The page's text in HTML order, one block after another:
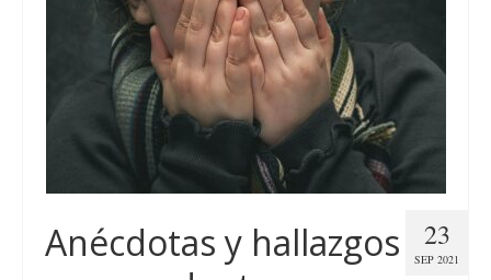
Desguaces La Torre
23
SEP 2021
Anécdotas y hallazgos